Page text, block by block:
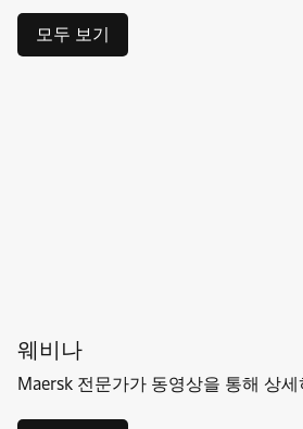
모두 보기
웨비나
Maersk 전문가가 동영상을 통해 상